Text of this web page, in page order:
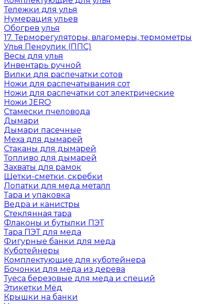
Тележки для улья
Нумерация ульев
Обогрев улья
17. Терморегуляторы, влагомеры, термометры
Улья Пеноулик (ППС)
Весы для улья
Инвентарь ручной
Вилки для распечатки сотов
Ножи для распечатывания сот
Ножи для распечатки сот электрические
Ножи JERO
Стамески пчеловода
Дымари
Дымари пасечные
Меха для дымарей
Стаканы для дымарей
Топливо для дымарей
Захваты для рамок
Щетки-сметки, скребки
Лопатки для меда металл
Тара и упаковка
Ведра и канистры
Стеклянная тара
Флаконы и бутылки ПЭТ
Тара ПЭТ для меда
Фигурные банки для меда
Куботейнеры
Комплектующие для куботейнера
Бочонки для меда из дерева
Туеса березовые для меда и специй
Этикетки Мёд
Крышки на банки